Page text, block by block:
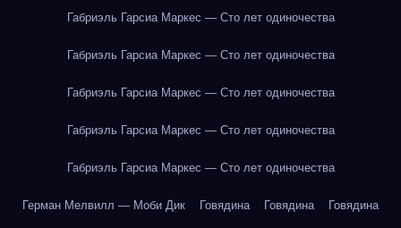
Габриэль Гарсиа Маркес — Сто лет одиночества
Габриэль Гарсиа Маркес — Сто лет одиночества
Габриэль Гарсиа Маркес — Сто лет одиночества
Габриэль Гарсиа Маркес — Сто лет одиночества
Габриэль Гарсиа Маркес — Сто лет одиночества
Герман Мелвилл — Моби Дик Говядина Говядина Говядина